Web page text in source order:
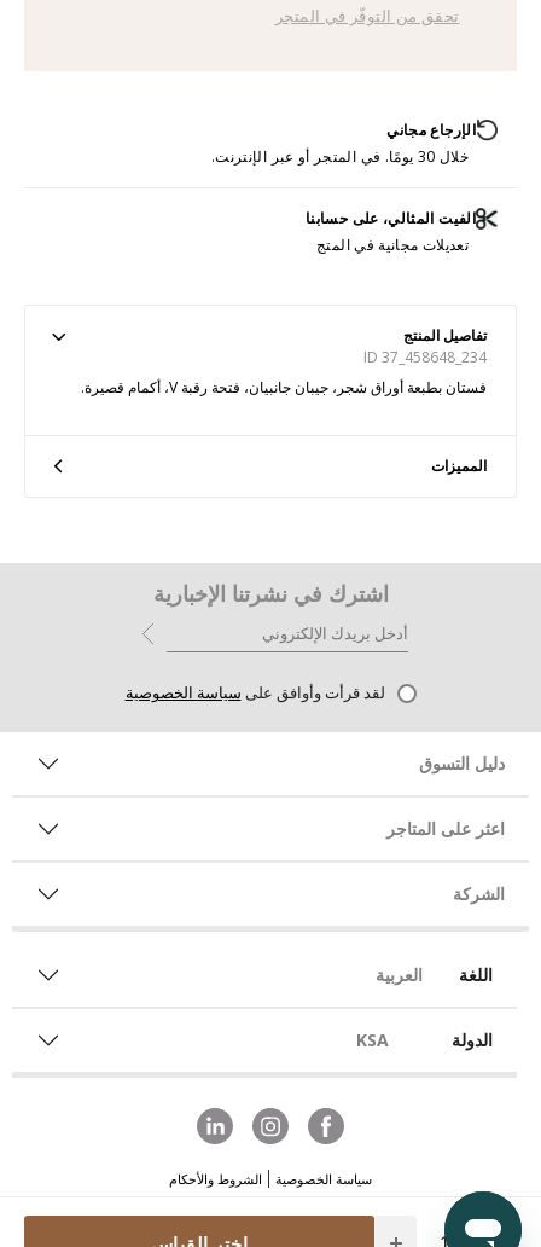
Quantity
تحقق من التوفّر في المتجر
الإرجاع مجاني
خلال 30 يومًا. في المتجر أو عبر الإنترنت.
الفيت المثالي، على حسابنا
تعديلات مجانية في المتج
تفاصيل المنتج
ID 37_458648_234
فستان بطبعة أوراق شجر، جيبان جانبيان، فتحة رقبة V، أكمام قصيرة.
المميزات
اشترك في نشرتنا الإخبارية
لقد قرأت وأوافق على سياسة الخصوصية
دليل التسوق
اعثر على المتاجر
الشركة
اللغة العربية
الدولة KSA
سياسة الخصوصية الشروط والأحكام